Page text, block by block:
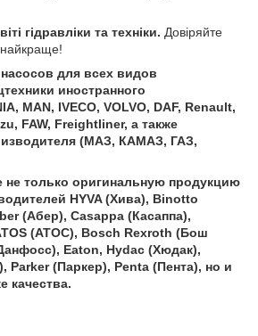
гідравліки та техніки. Довіряйте
для всех видов
иностранного
MAN, IVECO, VOLVO, DAF, Renault,
FAW, Freightliner, а также
(МАЗ, КАМАЗ, ГАЗ,
не только оригинальную продукцию
HYVA (Хива), Binotto
(Абер), Casappa (Касаппа),
(АТОС), Bosch Rexroth (Бош
Eaton, Hydac (Хюдак),
Parker (Паркер), Penta (Пента), но и
качества.